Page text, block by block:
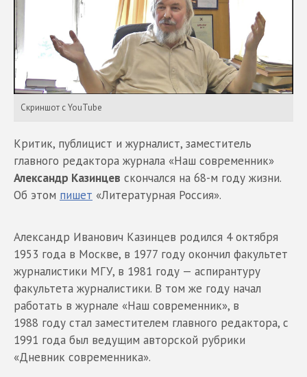
Скриншот с YouTube
Критик, публицист и журналист, заместитель
главного редактора журнала «Наш современник»
Александр Казинцев скончался на 68-м году жизни.
Об этом пишет «Литературная Россия».
Александр Иванович Казинцев родился 4 октября
1953 года в Москве, в 1977 году окончил факультет
журналистики МГУ, в 1981 году — аспирантуру
факультета журналистики. В том же году начал
работать в журнале «Наш современник», в
1988 году стал заместителем главного редактора, с
1991 года был ведущим авторской рубрики
«Дневник современника».